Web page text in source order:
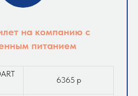
на компанию с
питанием
6365 р